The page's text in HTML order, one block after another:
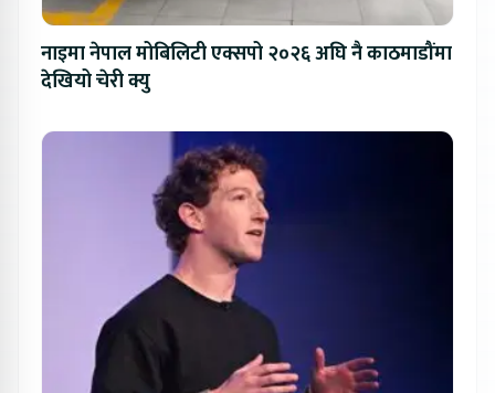
नाइमा नेपाल मोबिलिटी एक्सपो २०२६ अघि नै काठमाडौंमा
देखियो चेरी क्यु